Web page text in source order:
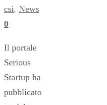
csi, News
0
Il portale
Serious
Startup ha
pubblicato